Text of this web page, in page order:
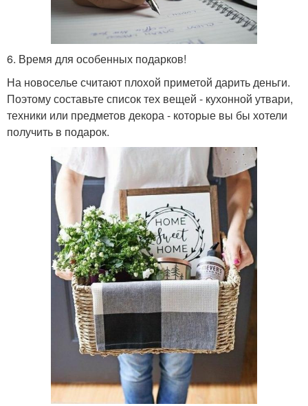
6. Время для особенных подарков!
На новоселье считают плохой приметой дарить деньги.
Поэтому составьте список тех вещей - кухонной утвари,
техники или предметов декора - которые вы бы хотели
получить в подарок.